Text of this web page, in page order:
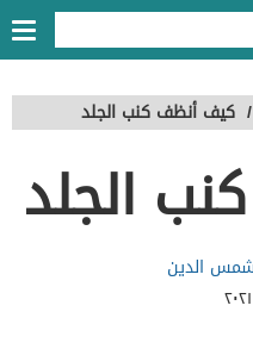
/ كيف أنظف كنب الجلد
الجلد
الدين